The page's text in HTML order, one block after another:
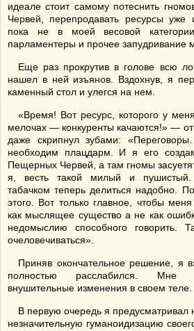
идеале стоит самому потеснить
Червей, перепродавать ресурсы
пока не в моей весовой
парламентеры и прочее запудривание
Еще раз прокрутив в голове всю
нашел в ней изъянов. Вздохнув, я
каменный стол и улегся на нем.
«Время! Вот ресурс, которого у
мелочах — конкуренты качаются!» — от
даже скрипнул зубами:
необходим плацдарм. И я его
Пещерных Червей, а там гномы
я, весть такой милый и пушистый.
табачком теперь делиться надобно.
этого. Вот только главное, чтобы
как мыслящее существо а не как
недомыслию способного говорить.
очеловечиваться».
Приняв окончательное решение, я
полностью расслабился. Мне
внушительные изменения в своем теле.
В первую очередь я
незначительную гуманоидизацию